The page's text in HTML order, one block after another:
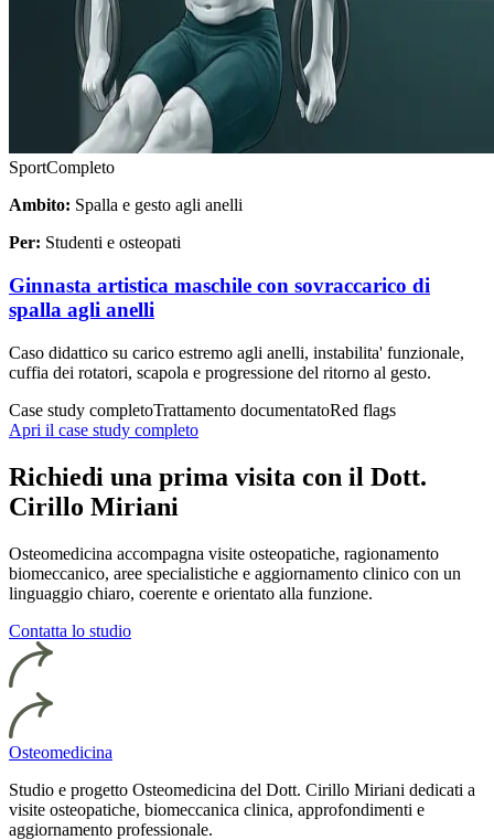
SportCompleto
Ambito: Spalla e gesto agli anelli
Per: Studenti e osteopati
Ginnasta artistica maschile con sovraccarico di
spalla agli anelli
Caso didattico su carico estremo agli anelli, instabilita' funzionale,
cuffia dei rotatori, scapola e progressione del ritorno al gesto.
Case study completoTrattamento documentatoRed flags
Apri il case study completo
Richiedi una prima visita con il Dott.
Cirillo Miriani
Osteomedicina accompagna visite osteopatiche, ragionamento
biomeccanico, aree specialistiche e aggiornamento clinico con un
linguaggio chiaro, coerente e orientato alla funzione.
Contatta lo studio
Osteomedicina
Studio e progetto Osteomedicina del Dott. Cirillo Miriani dedicati a
visite osteopatiche, biomeccanica clinica, approfondimenti e
aggiornamento professionale.